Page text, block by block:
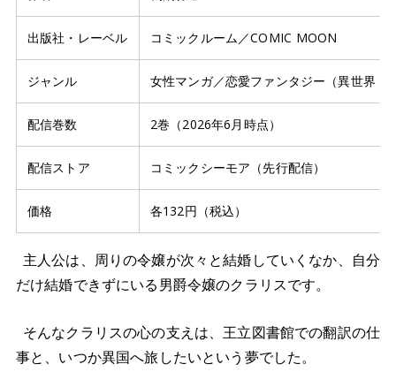
出版社・レーベル コミックルーム／COMIC MOON
ジャンル 女性マンガ／恋愛ファンタジー（異世界・
配信巻数 2巻（2026年6月時点）
配信ストア コミックシーモア（先行配信）
価格 各132円（税込）
主人公は、周りの令嬢が次々と結婚していくなか、自分
だけ結婚できずにいる男爵令嬢のクラリスです。
そんなクラリスの心の支えは、王立図書館での翻訳の仕
事と、いつか異国へ旅したいという夢でした。